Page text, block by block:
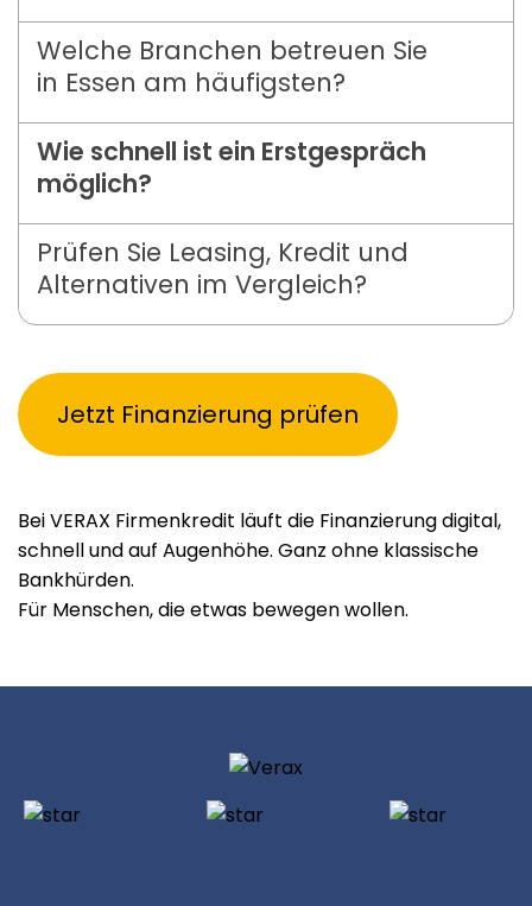
Welche Branchen betreuen Sie
in Essen am häufigsten?
Wie schnell ist ein Erstgespräch
möglich?
Prüfen Sie Leasing, Kredit und
Alternativen im Vergleich?
Jetzt Finanzierung prüfen
Bei VERAX Firmenkredit läuft die Finanzierung digital,
schnell und auf Augenhöhe. Ganz ohne klassische
Bankhürden.
Für Menschen, die etwas bewegen wollen.